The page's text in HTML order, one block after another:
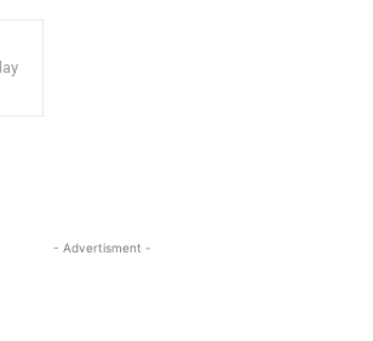
- Advertisment -